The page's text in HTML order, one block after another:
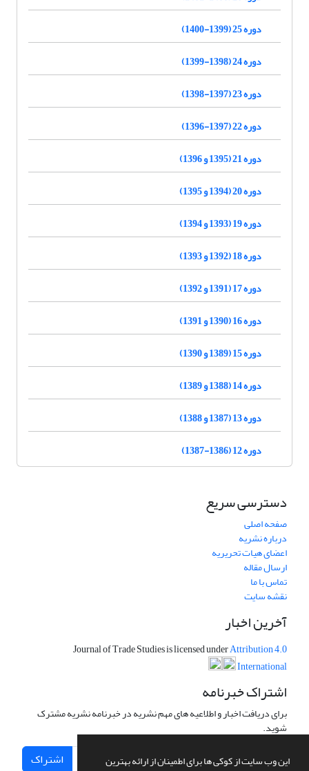
این وب سایت از کوکی ها برای اطمینان از ارائه بهترین
دوره 25 (1399-1400)
دوره 24 (1398-1399)
دوره 23 (1397-1398)
دوره 22 (1397-1396)
دوره 21 (1395 و 1396)
دوره 20 (1394 و 1395)
دوره 19 (1393 و 1394)
دوره 18 (1392 و 1393)
دوره 17 (1391 و 1392)
دوره 16 (1390 و 1391)
دوره 15 (1389 و 1390)
دوره 14 (1388 و 1389)
دوره 13 (1387 و 1388)
دوره 12 (1386-1387)
دسترسی سریع
صفحه اصلی
درباره نشریه
اعضای هیات تحریریه
ارسال مقاله
تماس با ما
نقشه سایت
آخرین اخبار
Journal of Trade Studies is licensed underAttribution 4.0
International
اشتراک خبرنامه
برای دریافت اخبار و اطلاعیه های مهم نشریه در خبرنامه نشریه مشترک
شوید.
اشتراک